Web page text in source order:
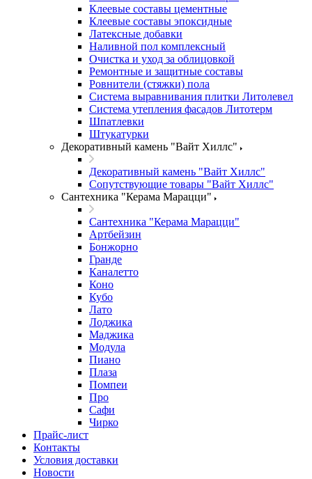
Клеевые составы цементные
Клеевые составы эпоксидные
Латексные добавки
Наливной пол комплексный
Очистка и уход за облицовкой
Ремонтные и защитные составы
Ровнители (стяжки) пола
Система выравнивания плитки Литолевел
Система утепления фасадов Литотерм
Шпатлевки
Штукатурки
Декоративный камень "Вайт Хиллс"
Декоративный камень "Вайт Хиллс"
Сопутствующие товары "Вайт Хиллс"
Сантехника "Керама Марацци"
Сантехника "Керама Марацци"
Артбейзин
Бонжорно
Гранде
Каналетто
Коно
Кубо
Лато
Лоджика
Маджика
Модула
Пиано
Плаза
Помпеи
Про
Сафи
Чирко
Прайс-лист
Контакты
Условия доставки
Новости